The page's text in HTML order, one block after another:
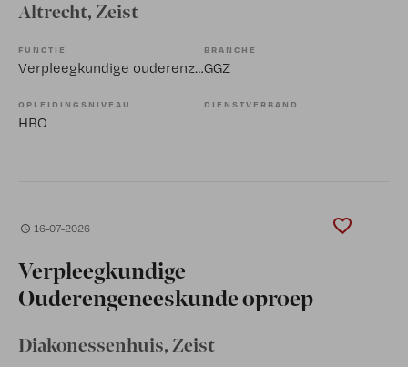
Altrecht, Zeist
FUNCTIE
Verpleegkundige ouderenzorg
BRANCHE
GGZ
OPLEIDINGSNIVEAU
HBO
DIENSTVERBAND
16-07-2026
Verpleegkundige
Ouderengeneeskunde oproep
Diakonessenhuis, Zeist